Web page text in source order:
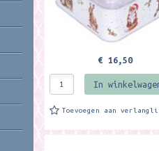
€ 16,50
In
Toevoegen aan